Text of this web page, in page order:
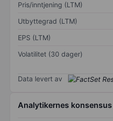
Pris/inntjening (LTM)
Utbyttegrad (LTM)
EPS (LTM)
Volatilitet (30 dager)
Data levert av
Analytikernes konsensus